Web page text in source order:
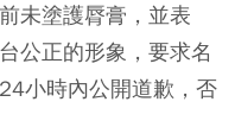
未塗護脣膏，並表
公正的形象，要求名
小時內公開道歉，否